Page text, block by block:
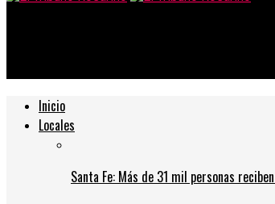
Inicio
Locales
Santa Fe: Más de 31 mil personas